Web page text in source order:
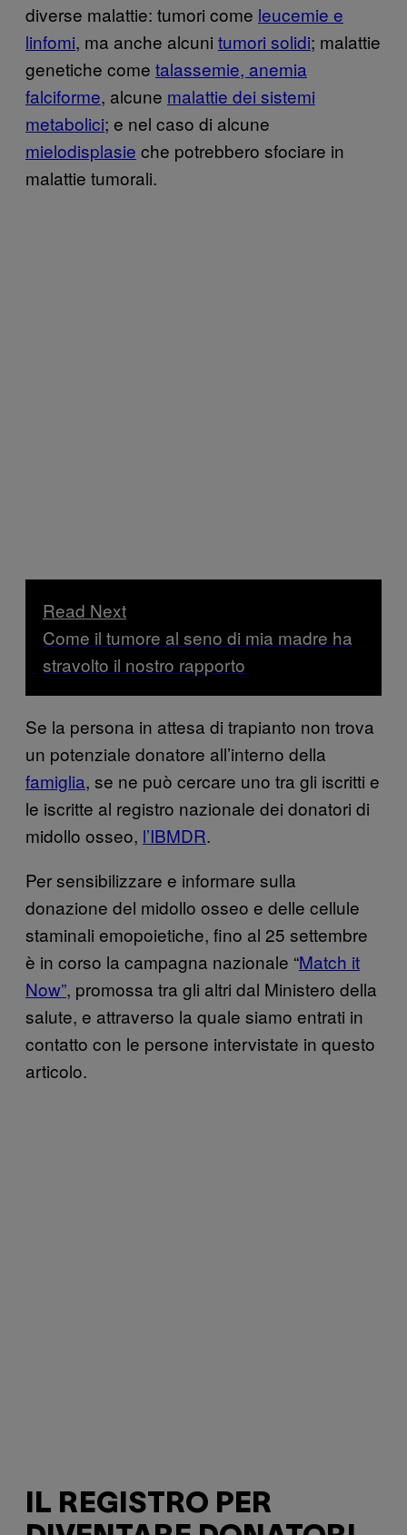
diverse malattie: tumori come leucemie e
linfomi, ma anche alcuni tumori solidi; malattie
genetiche come talassemie, anemia
falciforme, alcune malattie dei sistemi
metabolici; e nel caso di alcune
mielodisplasie che potrebbero sfociare in
malattie tumorali.
Read Next
Come il tumore al seno di mia madre ha
stravolto il nostro rapporto
Se la persona in attesa di trapianto non trova
un potenziale donatore all’interno della
famiglia, se ne può cercare uno tra gli iscritti e
le iscritte al registro nazionale dei donatori di
midollo osseo, l’IBMDR.
Per sensibilizzare e informare sulla
donazione del midollo osseo e delle cellule
staminali emopoietiche, fino al 25 settembre
è in corso la campagna nazionale “Match it
Now”, promossa tra gli altri dal Ministero della
salute, e attraverso la quale siamo entrati in
contatto con le persone intervistate in questo
articolo.
IL REGISTRO PER